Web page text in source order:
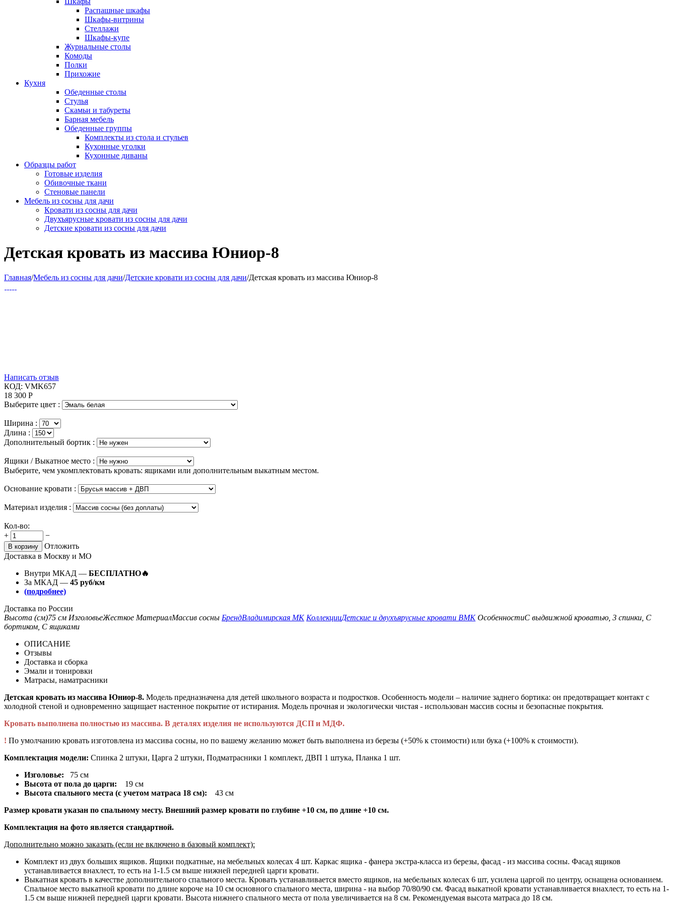
Распашные шкафы
Шкафы-витрины
Стеллажи
Шкафы-купе
Журнальные столы
Комоды
Полки
Прихожие
Кухня
Обеденные столы
Стулья
Скамьи и табуреты
Барная мебель
Обеденные группы
Комплекты из стола и стульев
Кухонные уголки
Кухонные диваны
Образцы работ
Готовые изделия
Обивочные ткани
Стеновые панели
Мебель из сосны для дачи
Кровати из сосны для дачи
Двухъярусные кровати из сосны для дачи
Детские кровати из сосны для дачи
Детская кровать из массива Юниор-8
Главная/Мебель из сосны для дачи/Детские кровати из сосны для дачи/Детская кровать из массива Юниор-8
Написать отзыв
КОД: VMK657
18 300 Р
Выберите цвет :
Ширина :
Длина :
Дополнительный бортик :
Ящики / Выкатное место :
Выберите, чем укомплектовать кровать: ящиками или дополнительным выкатным местом.
Основание кровати :
Материал изделия :
Кол-во:
+
−
В корзину
Отложить
Доставка в Москву и МО
Внутри МКАД — БЕСПЛАТНО🔥
За МКАД — 45 руб/км
(подробнее)
Доставка по России
Высота (см)75 см ИзголовьеЖесткое МатериалМассив сосны БрендВладимирская МК КоллекцииДетские и двухъярусные кровати ВМК ОсобенностиС выдвижной кроватью, 3 спинки, С
бортиком, С ящиками
ОПИСАНИЕ
Отзывы
Доставка и сборка
Эмали и тонировки
Матрасы, наматрасники
Детская кровать из массива Юниор-8. Модель предназначена для детей школьного возраста и подростков. Особенность модели – наличие заднего бортика: он предотвращает контакт с
холодной стеной и одновременно защищает настенное покрытие от истирания. Модель прочная и экологически чистая - использован массив сосны и безопасные покрытия.
Кровать выполнена полностью из массива. В деталях изделия не используются ДСП и МДФ.
! По умолчанию кровать изготовлена из массива сосны, но по вашему желанию может быть выполнена из березы (+50% к стоимости) или бука (+100% к стоимости).
Комплектация модели: Спинка 2 штуки, Царга 2 штуки, Подматрасники 1 комплект, ДВП 1 штука, Планка 1 шт.
Изголовье:
75 см
Высота от пола до царги: 19 см
Высота спального места (с учетом матраса 18 см): 43 см
Размер кровати указан по спальному месту. Внешний размер кровати по глубине +10 см, по длине +10 см.
Комплектация на фото является стандартной.
Дополнительно можно заказать (если не включено в базовый комплект):
Комплект из двух больших ящиков. Ящики подкатные, на мебельных колесах 4 шт. Каркас ящика - фанера экстра-класса из березы, фасад - из массива сосны. Фасад ящиков
устанавливается внахлест, то есть на 1-1.5 см выше нижней передней царги кровати.
Выкатная кровать в качестве дополнительного спального места. Кровать устанавливается вместо ящиков, на мебельных колесах 6 шт, усилена царгой по центру, оснащена основанием.
Спальное место выкатной кровати по длине короче на 10 см основного спального места, ширина - на выбор 70/80/90 см. Фасад выкатной кровати устанавливается внахлест, то есть на 1-
1.5 см выше нижней передней царги кровати. Высота нижнего спального места от пола увеличивается на 8 см. Рекомендуемая высота матраса до 18 см.